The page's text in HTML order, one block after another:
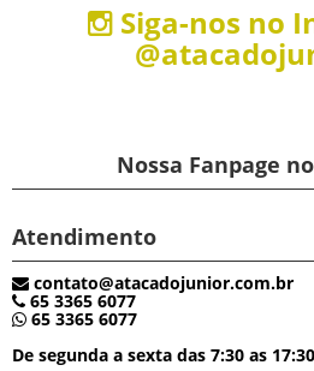
Siga-nos no
Nossa Fanpage
Atendimento
contato@atacadojunior.com.br
65 3365 6077
65 3365 6077
De segunda a sexta das 7:30 as 17:30